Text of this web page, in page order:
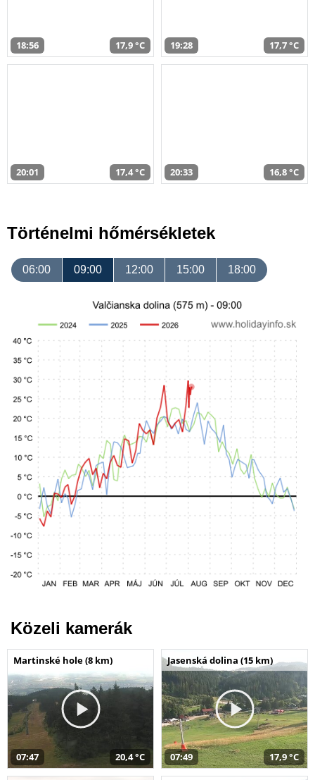
18:56 17,9 °C 19:28 17,7 °C
20:01 17,4 °C 20:33 16,8 °C
Történelmi hőmérsékletek
06:00 09:00 12:00 15:00 18:00
Közeli kamerák
Martinské hole (8 km)
07:47 20,4 °C
Jasenská dolina (15 km)
07:49 17,9 °C